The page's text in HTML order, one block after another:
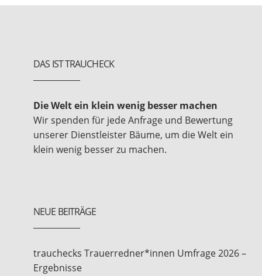
DAS IST TRAUCHECK
Die Welt ein klein wenig besser machen
Wir spenden für jede Anfrage und Bewertung
unserer Dienstleister Bäume, um die Welt ein
klein wenig besser zu machen.
NEUE BEITRÄGE
trauchecks Trauerredner*innen Umfrage 2026 –
Ergebnisse